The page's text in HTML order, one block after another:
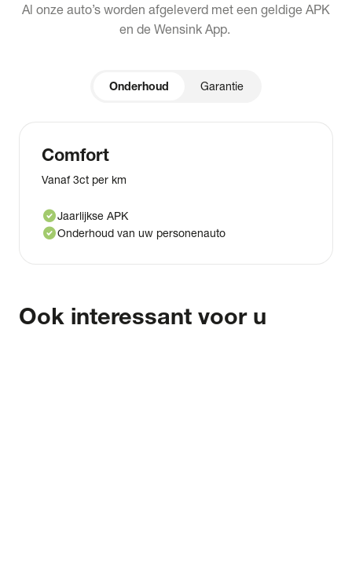
Al onze auto’s worden afgeleverd met een geldige APK
en de Wensink App.
Onderhoud Garantie
Comfort
Vanaf 3ct per km
check_circleJaarlijkse APK
check_circleOnderhoud van uw personenauto
Ook interessant voor u